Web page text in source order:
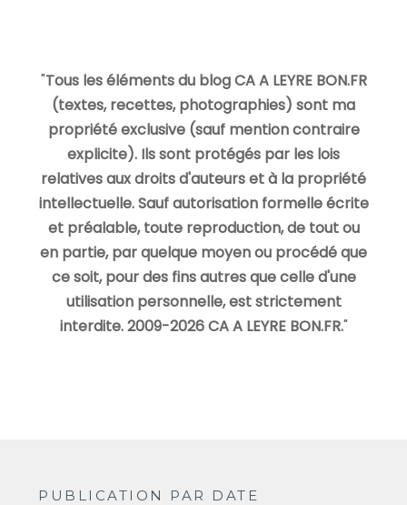
"Tous les éléments du blog CA A LEYRE BON.FR
(textes, recettes, photographies) sont ma
propriété exclusive (sauf mention contraire
explicite). Ils sont protégés par les lois
relatives aux droits d'auteurs et à la propriété
intellectuelle. Sauf autorisation formelle écrite
et préalable, toute reproduction, de tout ou
en partie, par quelque moyen ou procédé que
ce soit, pour des fins autres que celle d'une
utilisation personnelle, est strictement
interdite. 2009-2026 CA A LEYRE BON.FR."
PUBLICATION PAR DATE